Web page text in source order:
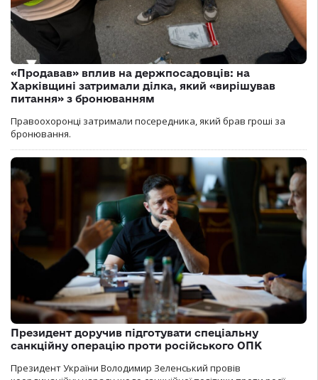
«Продавав» вплив на держпосадовців: на
Харківщині затримали ділка, який «вирішував
питання» з бронюванням
Правоохоронці затримали посередника, який брав гроші за
бронювання.
Президент доручив підготувати спеціальну
санкційну операцію проти російського ОПК
Президент України Володимир Зеленський провів